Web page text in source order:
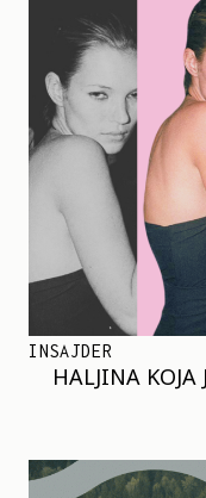
INSAJDER
HALJINA KOJA